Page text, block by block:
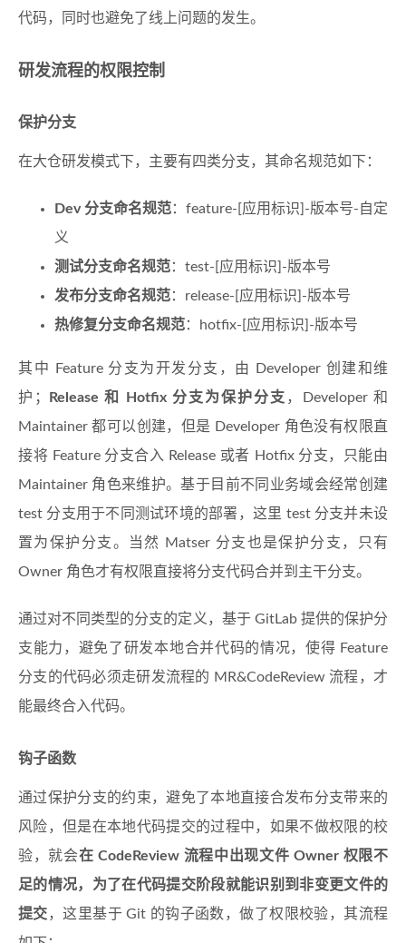
代码，同时也避免了线上问题的发生。
研发流程的权限控制
保护分支
在大仓研发模式下，主要有四类分支，其命名规范如下：
Dev 分支命名规范：feature-[应用标识]-版本号-自定
义
测试分支命名规范：test-[应用标识]-版本号
发布分支命名规范：release-[应用标识]-版本号
热修复分支命名规范：hotfix-[应用标识]-版本号
其中 Feature 分支为开发分支，由 Developer 创建和维
护；
Release 和 Hotfix 分支为保护分支 ，Developer 和
Maintainer 都可以创建，但是 Developer 角色没有权限直
接将 Feature 分支合入 Release 或者 Hotfix 分支，只能由
Maintainer 角色来维护。基于目前不同业务域会经常创建
test 分支用于不同测试环境的部署，这里 test 分支并未设
置为保护分支。当然 Matser 分支也是保护分支，只有
Owner 角色才有权限直接将分支代码合并到主干分支。
通过对不同类型的分支的定义，基于 GitLab 提供的保护分
支能力，避免了研发本地合并代码的情况，使得 Feature
分支的代码必须走研发流程的 MR&CodeReview 流程，才
能最终合入代码。
钩子函数
通过保护分支的约束，避免了本地直接合发布分支带来的
风险，但是在本地代码提交的过程中，如果不做权限的校
验，就会在 CodeReview 流程中出现文件 Owner 权限不
足的情况，为了在代码提交阶段就能识别到非变更文件的
提交，这里基于 Git 的钩子函数，做了权限校验，其流程